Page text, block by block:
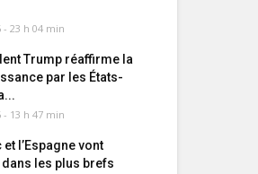
- 23 h 04 min
Trump réaffirme la
par les États-
- 13 h 47 min
et l’Espagne vont
les plus brefs